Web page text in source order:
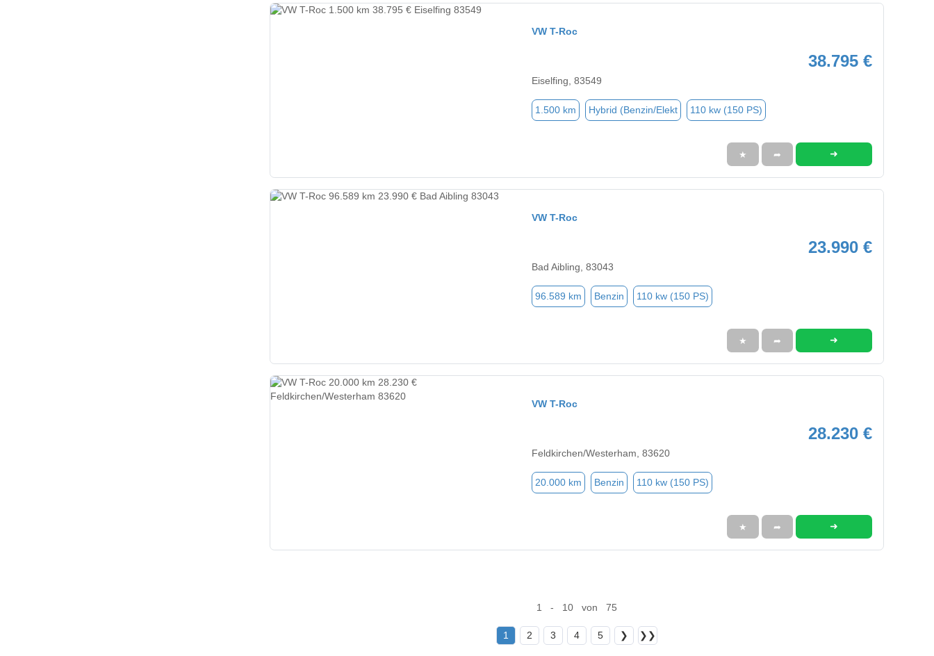
VW T-Roc
38.795 €
Eiselfing, 83549
1.500 km Hybrid (Benzin/Elekt 110 kw (150 PS)
★ ➦ ➜
VW T-Roc
23.990 €
Bad Aibling, 83043
96.589 km Benzin 110 kw (150 PS)
★ ➦ ➜
VW T-Roc
28.230 €
Feldkirchen/Westerham, 83620
20.000 km Benzin 110 kw (150 PS)
★ ➦ ➜
1 - 10 von 75
1 2 3 4 5 ❯ ❯❯